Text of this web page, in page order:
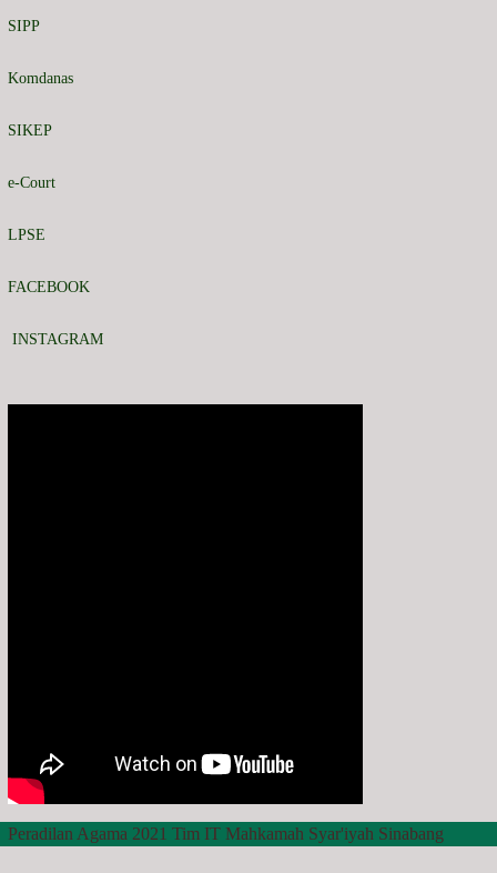
SIPP
Komdanas
SIKEP
e-Court
LPSE
FACEBOOK
INSTAGRAM
Peradilan Agama 2021 Tim IT Mahkamah Syar'iyah Sinabang